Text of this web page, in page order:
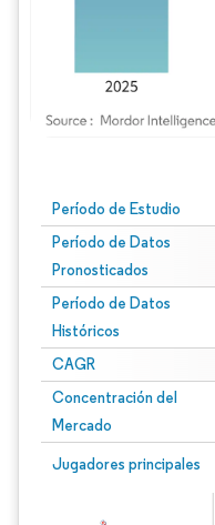
Período de Estudio
Período de Datos
Pronosticados
Período de Datos
Históricos
CAGR
Concentración del
Mercado
Jugadores principales